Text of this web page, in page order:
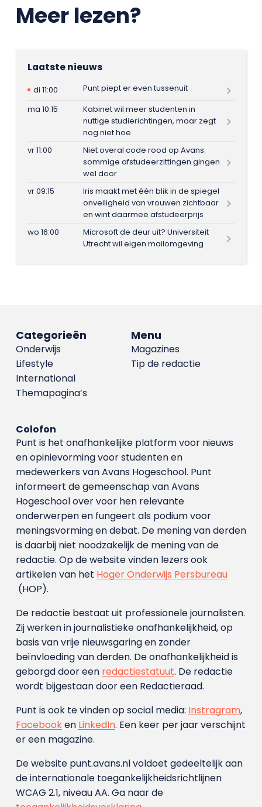
Meer lezen?
Laatste nieuws
di 11:00
Punt piept er even tussenuit
ma 10:15
Kabinet wil meer studenten in
nuttige studierichtingen, maar zegt
nog niet hoe
vr 11:00
Niet overal code rood op Avans:
sommige afstudeerzittingen gingen
wel door
vr 09:15
Iris maakt met één blik in de spiegel
onveiligheid van vrouwen zichtbaar
en wint daarmee afstudeerprijs
wo 16:00
Microsoft de deur uit? Universiteit
Utrecht wil eigen mailomgeving
Menu
Magazines
Tip de redactie
Categorieën
Onderwijs
Lifestyle
International
Themapagina’s
Colofon
Punt is het onafhankelijke platform voor nieuws
en opinievorming voor studenten en
medewerkers van Avans Hoge­school. Punt
informeert de gemeenschap van Avans
Hogeschool over voor hen relevante
onderwerpen en fungeert als podium voor
meningsvorming en debat. De mening van derden
is daarbij niet noodzakelijk de mening van de
redactie. Op de website vinden lezers ook
artikelen van het Hoger Onderwijs Persbureau
(HOP).
De redactie bestaat uit professionele journalisten.
Zij werken in journalistieke onafhankelijkheid, op
basis van vrije nieuwsgaring en zonder
beïnvloeding van derden. De onafhankelijkheid is
geborgd door een redactiestatuut. De redactie
wordt bijgestaan door een Redactieraad.
Punt is ook te vinden op social media: Instragram,
Facebooken LinkedIn. Een keer per jaar verschijnt
er een magazine.
De website punt.avans.nl voldoet gedeeltelijk aan
de internationale toegankelijkheidsrichtlijnen
WCAG 2.1, niveau AA. Ga naar de